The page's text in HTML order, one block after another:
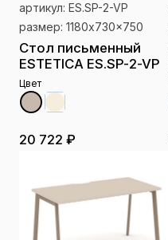
артикул: ES.SP-2-VP
размер: 1180x730x750
Стол письменный
ESTETICA ES.SP-2-VP
Цвет
20 722 ₽